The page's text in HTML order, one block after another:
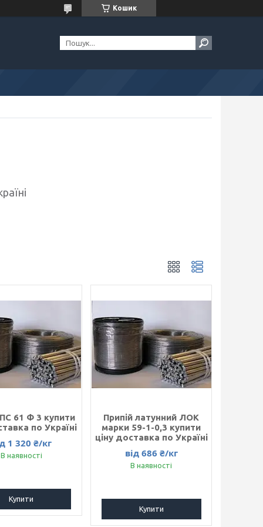
Кошик
61 Ф 3 купити
по Україні
1 320 ₴/кг
В наявності
Купити
Припій латунний ЛОК
марки 59-1-0,3 купити
ціну доставка по Україні
від 686 ₴/кг
В наявності
Купити